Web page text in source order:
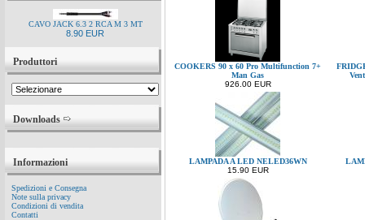
CAVO JACK 6.3 2 RCA M 3 MT
8.90 EUR
Produttori
Downloads
Informazioni
Spedizioni e Consegna
Note sulla privacy
Condizioni di vendita
Contatti
COOKERS 90 x 60 Pro Multifunction 7+
Man Gas
926.00 EUR
LAMPADA A LED NELED36WN
15.90 EUR